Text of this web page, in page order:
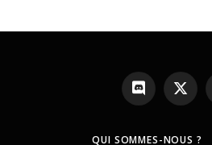
Discord X
(Twitter)
QUI SOMMES-NOUS ?